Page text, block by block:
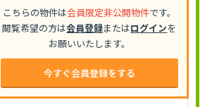
こちらの物件は会員限定非公開物件です。
閲覧希望の方は会員登録またはログインを
お願いいたします。
今すぐ会員登録をする